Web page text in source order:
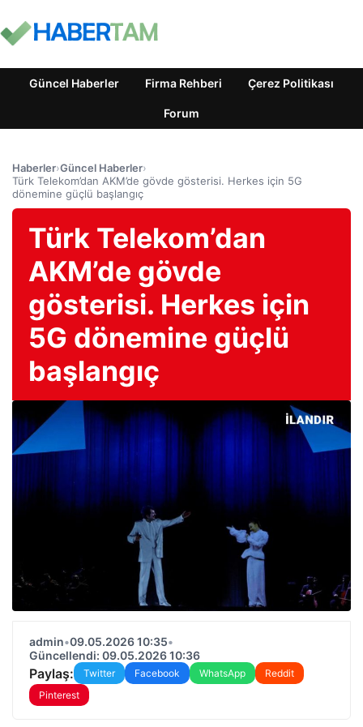
Güncel Haberler Firma Rehberi Çerez Politikası
Forum
Haberler›Güncel Haberler›
Türk Telekom’dan AKM’de gövde gösterisi. Herkes için 5G
dönemine güçlü başlangıç
Türk Telekom’dan
AKM’de gövde
gösterisi. Herkes için
5G dönemine güçlü
başlangıç
admin•09.05.2026 10:35•
Güncellendi: 09.05.2026 10:36
Paylaş: Twitter Facebook WhatsApp
Reddit
Pinterest